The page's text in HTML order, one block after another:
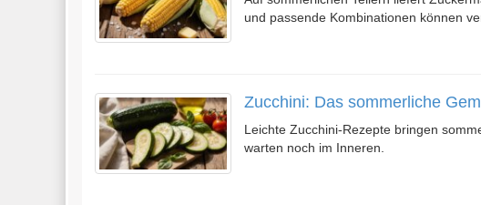
und passende Kombinationen können
Zucchini: Das sommerliche
Leichte Zucchini-Rezepte bringen
warten noch im Inneren.